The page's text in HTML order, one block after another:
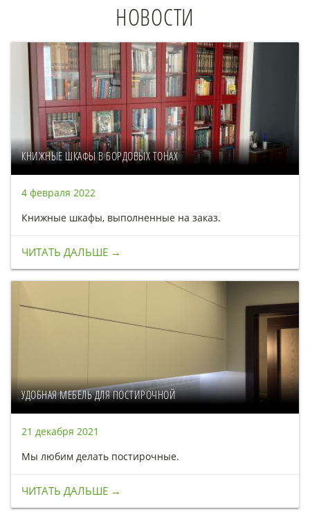
НОВОСТИ
КНИЖНЫЕ ШКАФЫ В БОРДОВЫХ ТОНАХ
4 февраля 2022
Книжные шкафы, выполненные на заказ.
ЧИТАТЬ ДАЛЬШЕ →
УДОБНАЯ МЕБЕЛЬ ДЛЯ ПОСТИРОЧНОЙ
21 декабря 2021
Мы любим делать постирочные.
ЧИТАТЬ ДАЛЬШЕ →